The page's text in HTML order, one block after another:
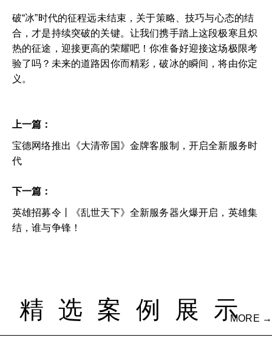
破“冰”时代的征程远未结束，关于策略、技巧与心态的结
合，才是持续突破的关键。让我们携手踏上这段极寒且炽
热的征途，迎接更高的荣耀吧！你准备好迎接这场极限考
验了吗？未来的道路因你而精彩，破冰的瞬间，将由你定
义。
上一篇：
宝德网络推出《大清帝国》金牌客服制，开启全新服务时
代
下一篇：
英雄招募令丨《乱世天下》全新服务器火爆开启，英雄集
结，谁与争锋！
精选案例展示MORE →